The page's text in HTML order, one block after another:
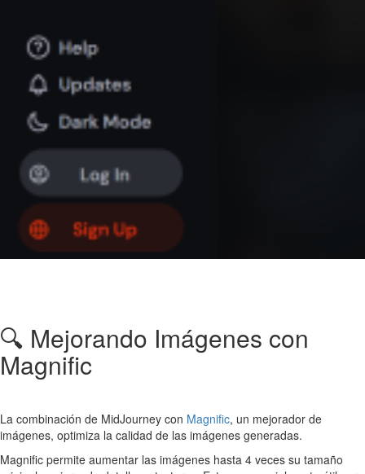
🔍 Mejorando Imágenes con
Magnific
La combinación de MidJourney con Magnific, un mejorador de
imágenes, optimiza la calidad de las imágenes generadas.
Magnific permite aumentar las imágenes hasta 4 veces su tamaño